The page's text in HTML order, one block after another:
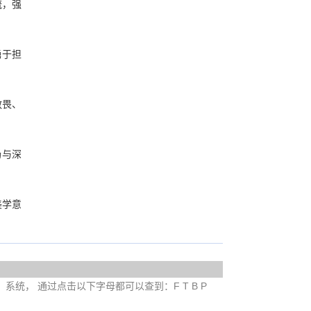
强
担
、
深
意
统， 通过点击以下字母都可以查到：F T B P